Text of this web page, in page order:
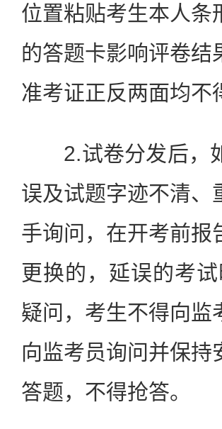
位置粘贴考生本人条
的答题卡影响评卷结
准考证正反两面均不
2.试卷分发后，如
误及试题字迹不清、
手询问，在开考前报
更换的，延误的考
疑问，考生不得向监
向监考员询问并保
答题，不得抢答。